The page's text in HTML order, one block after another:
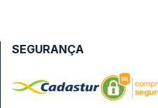
SEGURANÇA